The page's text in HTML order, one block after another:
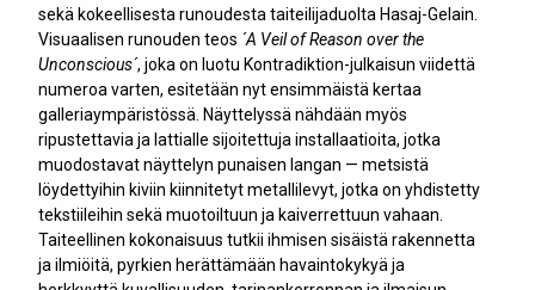
sekä kokeellisesta runoudesta taiteilijaduolta Hasaj-Gelain.
Visuaalisen runouden teos ´A Veil of Reason over the
Unconscious´, joka on luotu Kontradiktion-julkaisun viidettä
numeroa varten, esitetään nyt ensimmäistä kertaa
galleriaympäristössä. Näyttelyssä nähdään myös
ripustettavia ja lattialle sijoitettuja installaatioita, jotka
muodostavat näyttelyn punaisen langan — metsistä
löydettyihin kiviin kiinnitetyt metallilevyt, jotka on yhdistetty
tekstiileihin sekä muotoiltuun ja kaiverrettuun vahaan.
Taiteellinen kokonaisuus tutkii ihmisen sisäistä rakennetta
ja ilmiöitä, pyrkien herättämään havaintokykyä ja